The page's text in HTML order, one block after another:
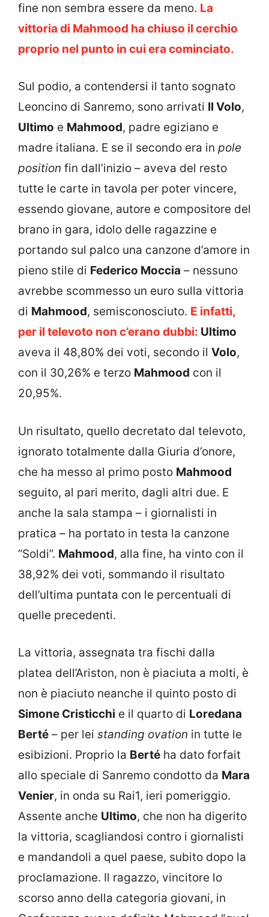
fine non sembra essere da meno. La
vittoria di Mahmood ha chiuso il cerchio
proprio nel punto in cui era cominciato.
Sul podio, a contendersi il tanto sognato
Leoncino di Sanremo, sono arrivati Il Volo,
Ultimo e Mahmood, padre egiziano e
madre italiana. E se il secondo era in pole
position fin dall’inizio – aveva del resto
tutte le carte in tavola per poter vincere,
essendo giovane, autore e compositore del
brano in gara, idolo delle ragazzine e
portando sul palco una canzone d’amore in
pieno stile di Federico Moccia – nessuno
avrebbe scommesso un euro sulla vittoria
di Mahmood, semisconosciuto. E infatti,
per il televoto non c’erano dubbi: Ultimo
aveva il 48,80% dei voti, secondo il Volo,
con il 30,26% e terzo Mahmood con il
20,95%.
Un risultato, quello decretato dal televoto,
ignorato totalmente dalla Giuria d’onore,
che ha messo al primo posto Mahmood
seguito, al pari merito, dagli altri due. E
anche la sala stampa – i giornalisti in
pratica – ha portato in testa la canzone
“Soldi”. Mahmood, alla fine, ha vinto con il
38,92% dei voti, sommando il risultato
dell’ultima puntata con le percentuali di
quelle precedenti.
La vittoria, assegnata tra fischi dalla
platea dell’Ariston, non è piaciuta a molti, è
non è piaciuto neanche il quinto posto di
Simone Cristicchi e il quarto di Loredana
Berté – per lei standing ovation in tutte le
esibizioni. Proprio la Berté ha dato forfait
allo speciale di Sanremo condotto da Mara
Venier, in onda su Rai1, ieri pomeriggio.
Assente anche Ultimo, che non ha digerito
la vittoria, scagliandosi contro i giornalisti
e mandandoli a quel paese, subito dopo la
proclamazione. Il ragazzo, vincitore lo
scorso anno della categoria giovani, in